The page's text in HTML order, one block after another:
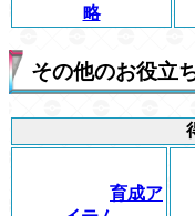
略
その他のお役立
育成ア